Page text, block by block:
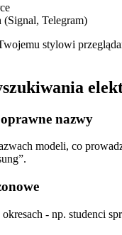
Telegram)
stylowi
nazwy
modeli, co
- np. studenci